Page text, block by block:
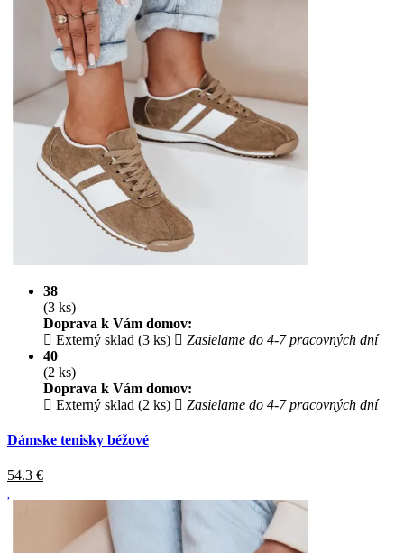
38
(3 ks)
Doprava k Vám domov:
Externý sklad (3 ks)
Zasielame do 4-7 pracovných dní
40
(2 ks)
Doprava k Vám domov:
Externý sklad (2 ks)
Zasielame do 4-7 pracovných dní
Dámske tenisky béžové
54.3 €